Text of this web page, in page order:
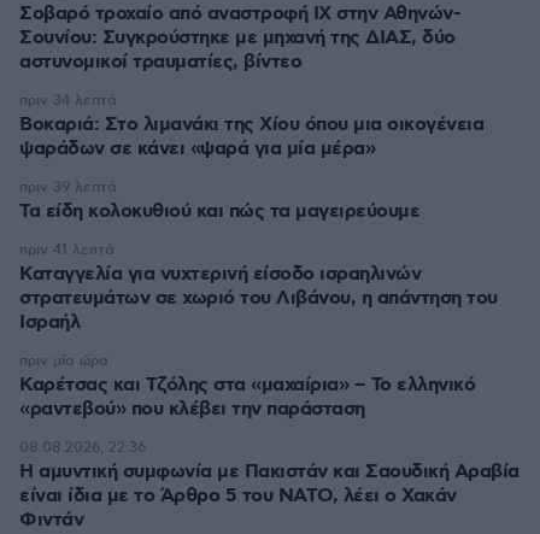
Σοβαρό τροχαίο από αναστροφή ΙΧ στην Αθηνών-
Σουνίου: Συγκρούστηκε με μηχανή της ΔΙΑΣ, δύο
αστυνομικοί τραυματίες, βίντεο
Βοκαριά: Στο λιμανάκι της Χίου όπου μια οικογένεια
ψαράδων σε κάνει «ψαρά για μία μέρα»
πριν 34 λεπτά
Τα είδη κολοκυθιού και πώς τα μαγειρεύουμε
πριν 39 λεπτά
Καταγγελία για νυχτερινή είσοδο ισραηλινών
στρατευμάτων σε χωριό του Λιβάνου, η απάντηση του
Ισραήλ
πριν 41 λεπτά
Καρέτσας και Τζόλης στα «μαχαίρια» – Το ελληνικό
«ραντεβού» που κλέβει την παράσταση
πριν μία ώρα
Η αμυντική συμφωνία με Πακιστάν και Σαουδική Αραβία
είναι ίδια με το Άρθρο 5 του ΝΑΤΟ, λέει ο Χακάν
Φιντάν
08.08.2026, 22:36